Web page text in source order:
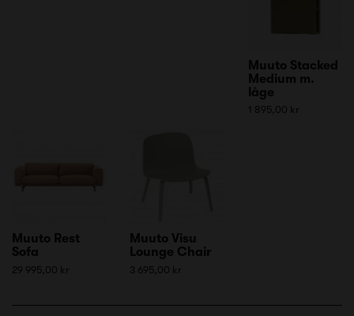
Muuto Stacked
Medium m.
låge
1 895,00 kr
Muuto Rest
Sofa
29 995,00 kr
Muuto Visu
Lounge Chair
3 695,00 kr